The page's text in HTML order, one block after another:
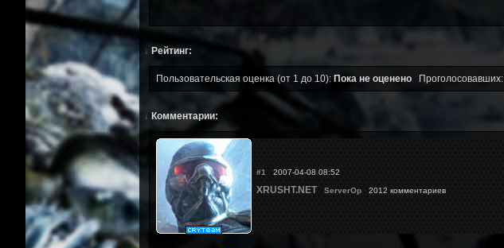
↓ Рейтинг:
Пользовательская оценка (от 1 до 10): Пока не оцененоПроголосовавших:
↓ Комментарии:
#1 2007-04-08 08:52
XRUSHT.NET ServerOp2012 комментариев